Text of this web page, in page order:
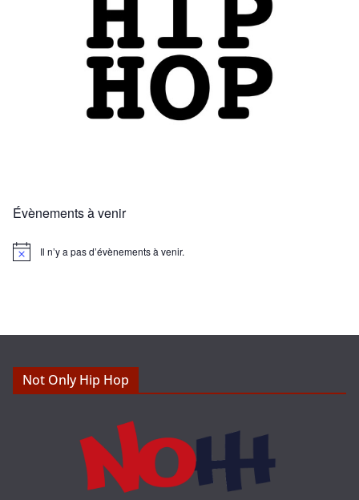
Évènements à venir
N
Il n’y a pas d’évènements à venir.
Not Only Hip Hop